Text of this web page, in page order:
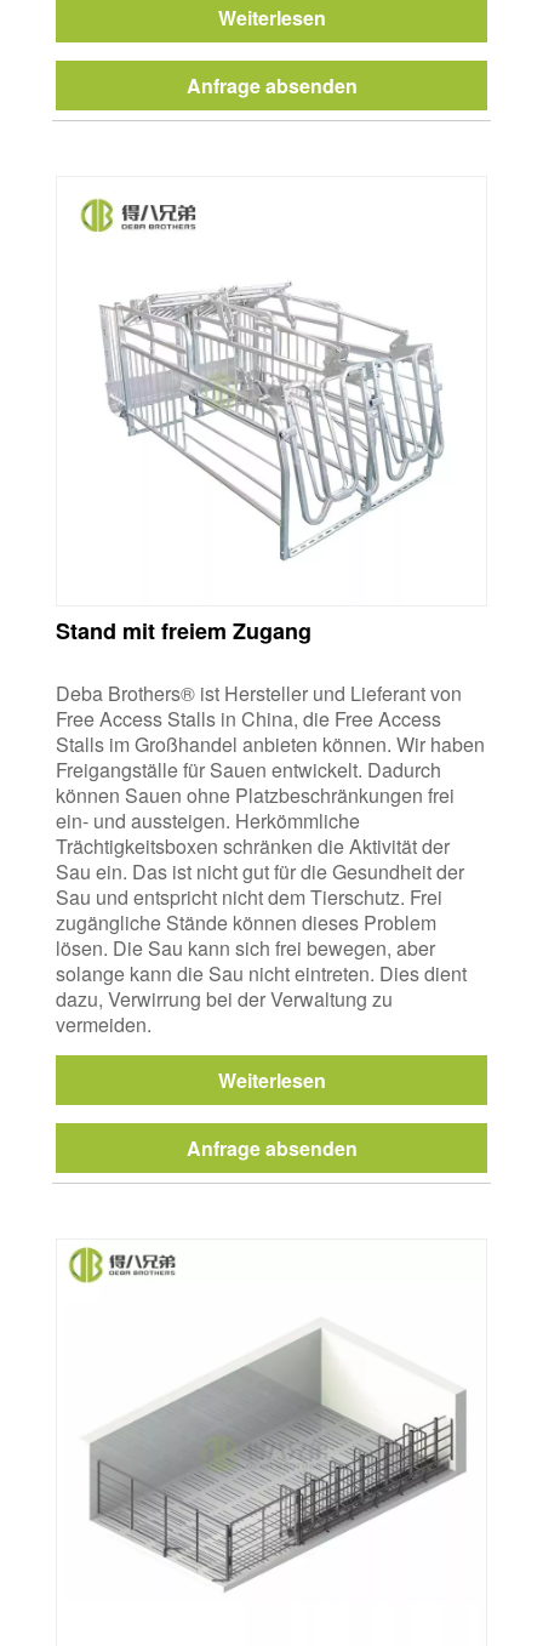
Weiterlesen
Anfrage absenden
Stand mit freiem Zugang
Deba Brothers® ist Hersteller und Lieferant von
Free Access Stalls in China, die Free Access
Stalls im Großhandel anbieten können. Wir haben
Freigangställe für Sauen entwickelt. Dadurch
können Sauen ohne Platzbeschränkungen frei
ein- und aussteigen. Herkömmliche
Trächtigkeitsboxen schränken die Aktivität der
Sau ein. Das ist nicht gut für die Gesundheit der
Sau und entspricht nicht dem Tierschutz. Frei
zugängliche Stände können dieses Problem
lösen. Die Sau kann sich frei bewegen, aber
solange kann die Sau nicht eintreten. Dies dient
dazu, Verwirrung bei der Verwaltung zu
vermeiden.
Weiterlesen
Anfrage absenden